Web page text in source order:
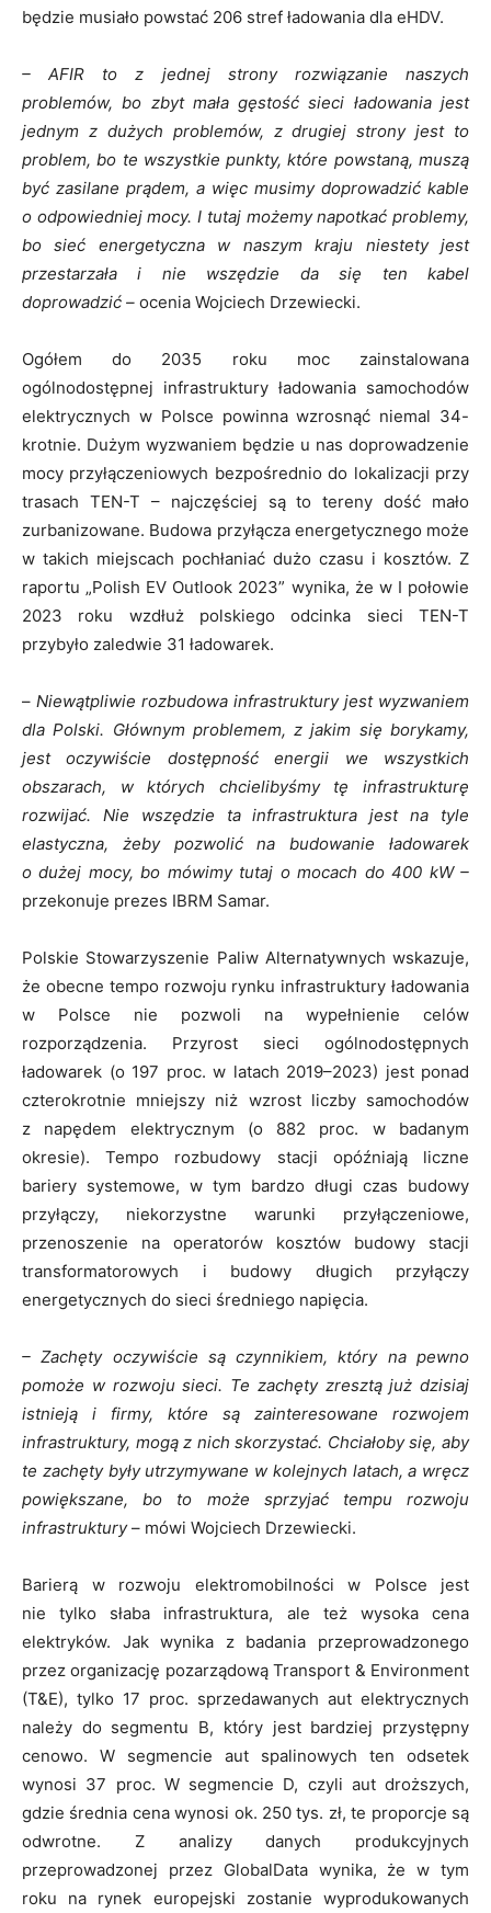
będzie musiało powstać 206 stref ładowania dla eHDV.
– AFIR to z jednej strony rozwiązanie naszych
problemów, bo zbyt mała gęstość sieci ładowania jest
jednym z dużych problemów, z drugiej strony jest to
problem, bo te wszystkie punkty, które powstaną, muszą
być zasilane prądem, a więc musimy doprowadzić kable
o odpowiedniej mocy. I tutaj możemy napotkać problemy,
bo sieć energetyczna w naszym kraju niestety jest
przestarzała i nie wszędzie da się ten kabel
doprowadzić – ocenia Wojciech Drzewiecki.
Ogółem do 2035 roku moc zainstalowana
ogólnodostępnej infrastruktury ładowania samochodów
elektrycznych w Polsce powinna wzrosnąć niemal 34-
krotnie. Dużym wyzwaniem będzie u nas doprowadzenie
mocy przyłączeniowych bezpośrednio do lokalizacji przy
trasach TEN-T – najczęściej są to tereny dość mało
zurbanizowane. Budowa przyłącza energetycznego może
w takich miejscach pochłaniać dużo czasu i kosztów. Z
raportu „Polish EV Outlook 2023” wynika, że w I połowie
2023 roku wzdłuż polskiego odcinka sieci TEN-T
przybyło zaledwie 31 ładowarek.
– Niewątpliwie rozbudowa infrastruktury jest wyzwaniem
dla Polski. Głównym problemem, z jakim się borykamy,
jest oczywiście dostępność energii we wszystkich
obszarach, w których chcielibyśmy tę infrastrukturę
rozwijać. Nie wszędzie ta infrastruktura jest na tyle
elastyczna, żeby pozwolić na budowanie ładowarek
o dużej mocy, bo mówimy tutaj o mocach do 400 kW –
przekonuje prezes IBRM Samar.
Polskie Stowarzyszenie Paliw Alternatywnych wskazuje,
że obecne tempo rozwoju rynku infrastruktury ładowania
w Polsce nie pozwoli na wypełnienie celów
rozporządzenia. Przyrost sieci ogólnodostępnych
ładowarek (o 197 proc. w latach 2019–2023) jest ponad
czterokrotnie mniejszy niż wzrost liczby samochodów
z napędem elektrycznym (o 882 proc. w badanym
okresie). Tempo rozbudowy stacji opóźniają liczne
bariery systemowe, w tym bardzo długi czas budowy
przyłączy, niekorzystne warunki przyłączeniowe,
przenoszenie na operatorów kosztów budowy stacji
transformatorowych i budowy długich przyłączy
energetycznych do sieci średniego napięcia.
– Zachęty oczywiście są czynnikiem, który na pewno
pomoże w rozwoju sieci. Te zachęty zresztą już dzisiaj
istnieją i firmy, które są zainteresowane rozwojem
infrastruktury, mogą z nich skorzystać. Chciałoby się, aby
te zachęty były utrzymywane w kolejnych latach, a wręcz
powiększane, bo to może sprzyjać tempu rozwoju
infrastruktury– mówi Wojciech Drzewiecki.
Barierą w rozwoju elektromobilności w Polsce jest
nie tylko słaba infrastruktura, ale też wysoka cena
elektryków. Jak wynika z badania przeprowadzonego
przez organizację pozarządową Transport & Environment
(T&E), tylko 17 proc. sprzedawanych aut elektrycznych
należy do segmentu B, który jest bardziej przystępny
cenowo. W segmencie aut spalinowych ten odsetek
wynosi 37 proc. W segmencie D, czyli aut droższych,
gdzie średnia cena wynosi ok. 250 tys. zł, te proporcje są
odwrotne. Z analizy danych produkcyjnych
przeprowadzonej przez GlobalData wynika, że ​​w tym
roku na rynek europejski zostanie wyprodukowanych